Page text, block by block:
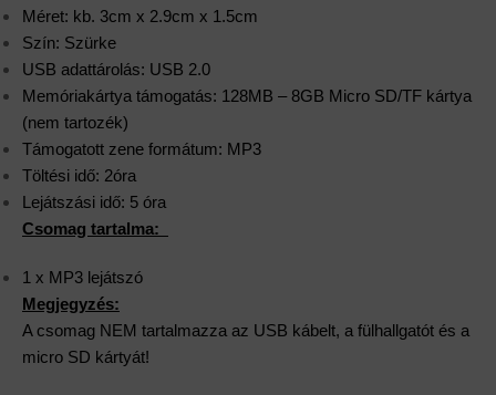
Méret: kb. 3cm x 2.9cm x 1.5cm
Szín: Szürke
USB adattárolás: USB 2.0
Memóriakártya támogatás: 128MB – 8GB Micro SD/TF kártya
(nem tartozék)
Támogatott zene formátum: MP3
Töltési idő: 2óra
Lejátszási idő: 5 óra
Csomag tartalma:
1 x MP3 lejátszó
Megjegyzés:
A csomag NEM tartalmazza az USB kábelt, a fülhallgatót és a
micro SD kártyát!